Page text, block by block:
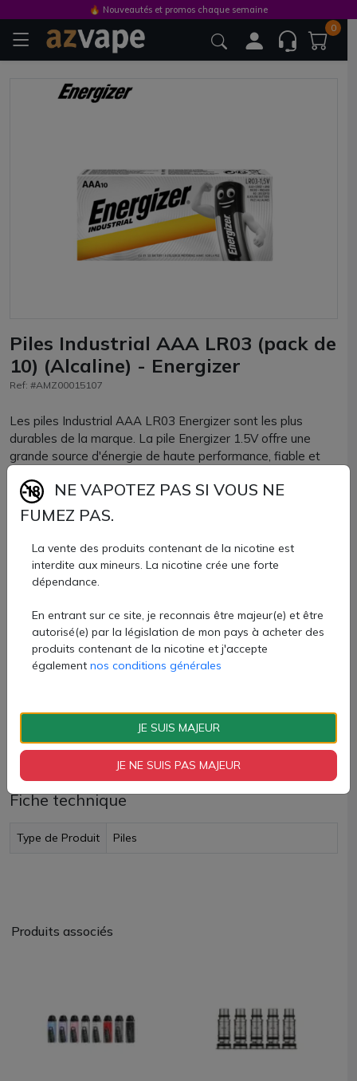
0
Piles Industrial AAA LR03 (pack de
10) (Alcaline) - Energizer
Ref: #AMZ00015107
Les piles Industrial AAA LR03 Energizer sont les plus
durables de la marque. La pile Energizer 1.5V offre une
grande source d'énergie de haute performance, fiable et
Elle conserve son énergie pendant 10 ans lorsqu'elle est
entreposée.
Lot de 10 piles alcaline AAA LR03 Energizer.
Quantité
AJOUTER À MON PANIER
Livraison rapide
Fiche technique
Type de Produit Piles
Produits associés
🔥 Nouveautés et promos chaque semaine
NE VAPOTEZ PAS SI VOUS NE
FUMEZ PAS.
La vente des produits contenant de la nicotine est
interdite aux mineurs. La nicotine crée une forte
dépendance.
En entrant sur ce site, je reconnais être majeur(e) et être
autorisé(e) par la législation de mon pays à acheter des
produits contenant de la nicotine et j'accepte
également nos conditions générales
JE SUIS MAJEUR
JE NE SUIS PAS MAJEUR